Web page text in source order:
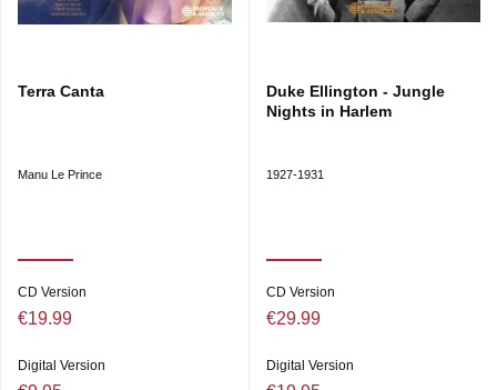
Terra Canta
Manu Le Prince
CD Version
€19.99
Digital Version
Duke Ellington - Jungle
Nights in Harlem
1927-1931
CD Version
€29.99
Digital Version